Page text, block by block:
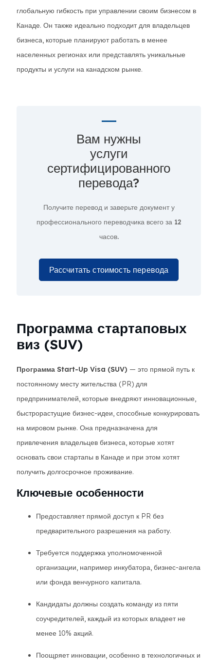
глобальную гибкость при управлении своим бизнесом в
Канаде. Он также идеально подходит для владельцев
бизнеса, которые планируют работать в менее
населенных регионах или представлять уникальные
продукты и услуги на канадском рынке.
Вам нужны
услуги
сертифицированного
перевода?
Получите перевод и заверьте документ у
профессионального переводчика всего за 12
часов.
Рассчитать стоимость перевода
Программа стартаповых
виз (SUV)
Программа Start-Up Visa (SUV) — это прямой путь к
постоянному месту жительства (PR) для
предпринимателей, которые внедряют инновационные,
быстрорастущие бизнес-идеи, способные конкурировать
на мировом рынке. Она предназначена для
привлечения владельцев бизнеса, которые хотят
основать свои стартапы в Канаде и при этом хотят
получить долгосрочное проживание.
Ключевые особенности
Предоставляет прямой доступ к PR без
предварительного разрешения на работу.
Требуется поддержка уполномоченной
организации, например инкубатора, бизнес-ангела
или фонда венчурного капитала.
Кандидаты должны создать команду из пяти
соучредителей, каждый из которых владеет не
менее 10% акций.
Поощряет инновации, особенно в технологичных и